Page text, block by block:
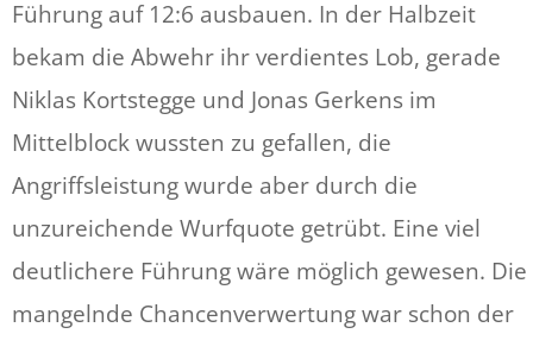
Führung auf 12:6 ausbauen. In der Halbzeit
bekam die Abwehr ihr verdientes Lob, gerade
Niklas Kortstegge und Jonas Gerkens im
Mittelblock wussten zu gefallen, die
Angriffsleistung wurde aber durch die
unzureichende Wurfquote getrübt. Eine viel
deutlichere Führung wäre möglich gewesen. Die
mangelnde Chancenverwertung war schon der